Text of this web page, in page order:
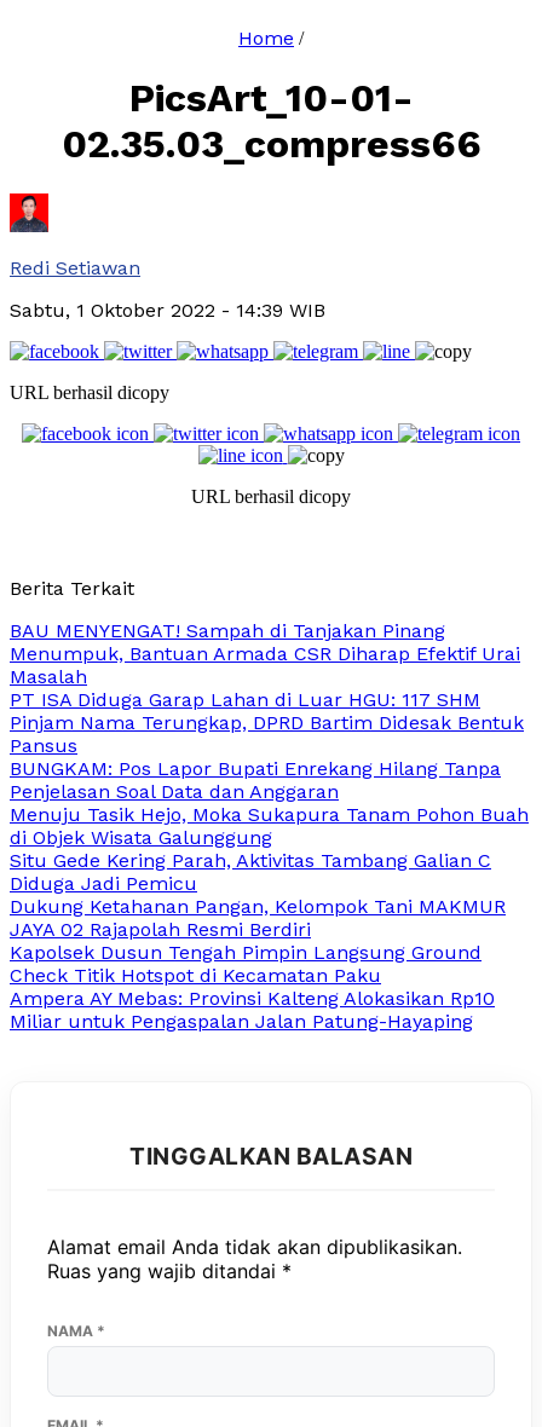
Home /
PicsArt_10-01-
02.35.03_compress66
Redi Setiawan
Sabtu, 1 Oktober 2022 - 14:39 WIB
URL berhasil dicopy
URL berhasil dicopy
Berita Terkait
BAU MENYENGAT! Sampah di Tanjakan Pinang
Menumpuk, Bantuan Armada CSR Diharap Efektif Urai
Masalah
PT ISA Diduga Garap Lahan di Luar HGU: 117 SHM
Pinjam Nama Terungkap, DPRD Bartim Didesak Bentuk
Pansus
BUNGKAM: Pos Lapor Bupati Enrekang Hilang Tanpa
Penjelasan Soal Data dan Anggaran
Menuju Tasik Hejo, Moka Sukapura Tanam Pohon Buah
di Objek Wisata Galunggung
Situ Gede Kering Parah, Aktivitas Tambang Galian C
Diduga Jadi Pemicu
Dukung Ketahanan Pangan, Kelompok Tani MAKMUR
JAYA 02 Rajapolah Resmi Berdiri
Kapolsek Dusun Tengah Pimpin Langsung Ground
Check Titik Hotspot di Kecamatan Paku
Ampera AY Mebas: Provinsi Kalteng Alokasikan Rp10
Miliar untuk Pengaspalan Jalan Patung-Hayaping
TINGGALKAN BALASAN
Alamat email Anda tidak akan dipublikasikan.
Ruas yang wajib ditandai *
NAMA *